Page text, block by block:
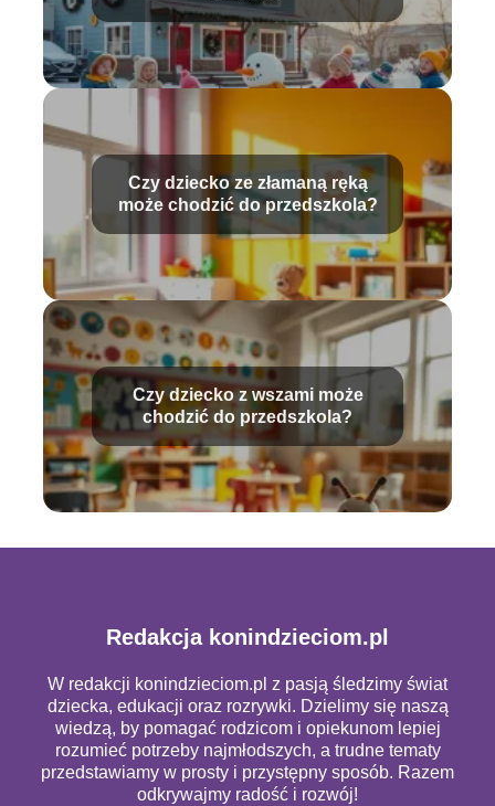
Czy dziecko ze złamaną ręką
może chodzić do przedszkola?
Czy dziecko z wszami może
chodzić do przedszkola?
Redakcja konindzieciom.pl
W redakcji konindzieciom.pl z pasją śledzimy świat
dziecka, edukacji oraz rozrywki. Dzielimy się naszą
wiedzą, by pomagać rodzicom i opiekunom lepiej
rozumieć potrzeby najmłodszych, a trudne tematy
przedstawiamy w prosty i przystępny sposób. Razem
odkrywajmy radość i rozwój!